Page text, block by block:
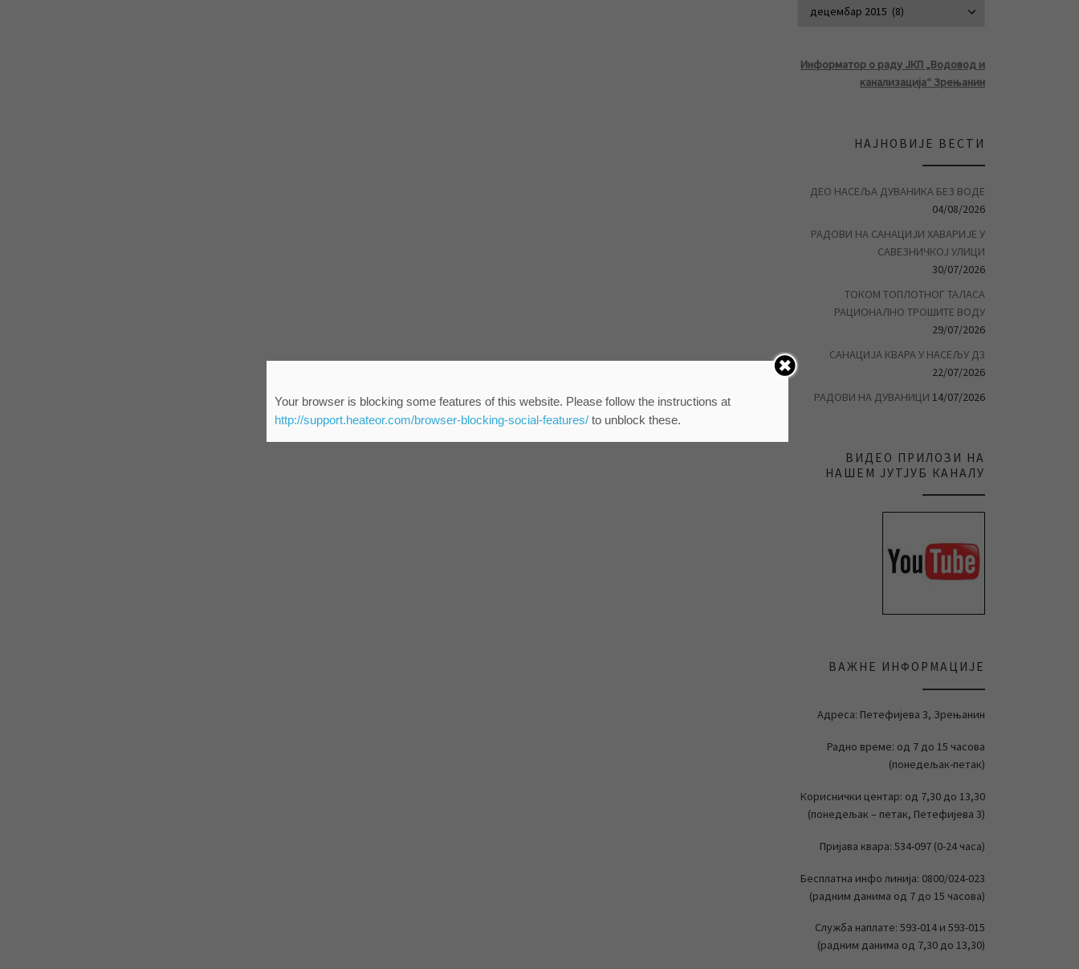
Информатор о раду ЈКП „Водовод и
канализација“ Зрењанин
НАЈНОВИЈЕ ВЕСТИ
ДЕО НАСЕЉА ДУВАНИКА БЕЗ ВОДЕ
04/08/2026
РАДОВИ НА САНАЦИЈИ ХАВАРИЈЕ У
САВЕЗНИЧКОЈ УЛИЦИ
30/07/2026
ТОКОМ ТОПЛОТНОГ ТАЛАСА
РАЦИОНАЛНО ТРОШИТЕ ВОДУ
29/07/2026
САНАЦИЈА КВАРА У НАСЕЉУ Д3
22/07/2026
РАДОВИ НА ДУВАНИЦИ 14/07/2026
ВИДЕО ПРИЛОЗИ НА
НАШЕМ ЈУТЈУБ КАНАЛУ
ВАЖНЕ ИНФОРМАЦИЈЕ
Адреса: Петефијева 3, Зрењанин
Радно време: од 7 до 15 часова
(понедељак-петак)
Кориснички центар: од 7,30 до 13,30
(понедељак – петак, Петефијева 3)
Пријава квара: 534-097 (0-24 часа)
Бесплатна инфо линија: 0800/024-023
(радним данима од 7 до 15 часова)
Служба наплате: 593-014 и 593-015
(радним данима од 7,30 до 13,30)
Your browser is blocking some features of this website. Please follow the instructions at
http://support.heateor.com/browser-blocking-social-features/to unblock these.